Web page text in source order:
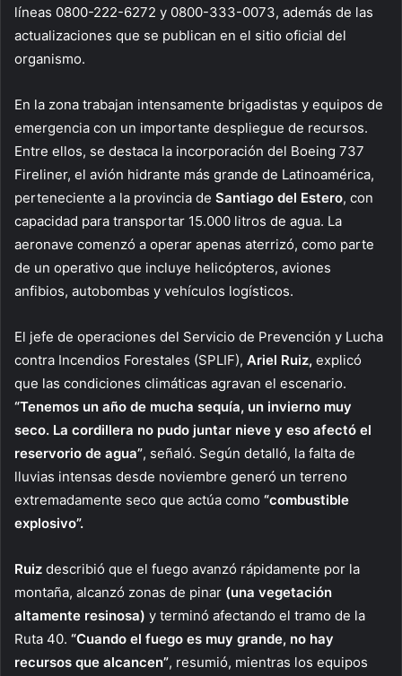
líneas 0800-222-6272 y 0800-333-0073, además de las
actualizaciones que se publican en el sitio oficial del
organismo.
En la zona trabajan intensamente brigadistas y equipos de
emergencia con un importante despliegue de recursos.
Entre ellos, se destaca la incorporación del Boeing 737
Fireliner, el avión hidrante más grande de Latinoamérica,
perteneciente a la provincia de Santiago del Estero, con
capacidad para transportar 15.000 litros de agua. La
aeronave comenzó a operar apenas aterrizó, como parte
de un operativo que incluye helicópteros, aviones
anfibios, autobombas y vehículos logísticos.
El jefe de operaciones del Servicio de Prevención y Lucha
contra Incendios Forestales (SPLIF), Ariel Ruiz, explicó
que las condiciones climáticas agravan el escenario.
“Tenemos un año de mucha sequía, un invierno muy
seco. La cordillera no pudo juntar nieve y eso afectó el
reservorio de agua”, señaló. Según detalló, la falta de
lluvias intensas desde noviembre generó un terreno
extremadamente seco que actúa como “combustible
explosivo”.
Ruiz describió que el fuego avanzó rápidamente por la
montaña, alcanzó zonas de pinar (una vegetación
altamente resinosa) y terminó afectando el tramo de la
Ruta 40. “Cuando el fuego es muy grande, no hay
recursos que alcancen”, resumió, mientras los equipos